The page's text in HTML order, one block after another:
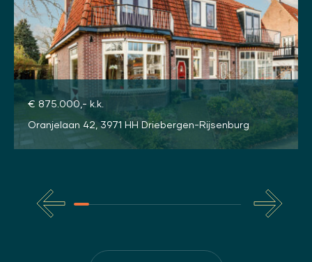
€ 875.000,- k.k.
Oranjelaan 42, 3971 HH Driebergen-Rijsenburg